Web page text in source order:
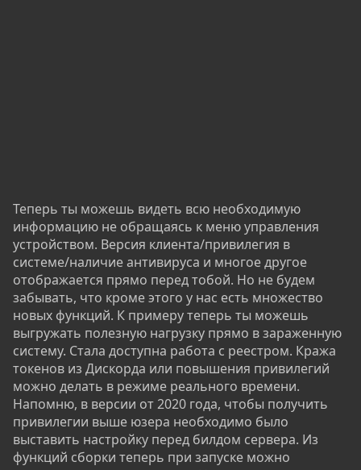
Теперь ты можешь видеть всю необходимую
информацию не обращаясь к меню управления
устройством. Версия клиента/привилегия в
системе/наличие антивируса и многое другое
отображается прямо перед тобой. Но не будем
забывать, что кроме этого у нас есть множество
новых функций. К примеру теперь ты можешь
выгружать полезную нагрузку прямо в зараженную
систему. Стала доступна работа с реестром. Кража
токенов из Дискорда или повышения привилегий
можно делать в режиме реального времени.
Напомню, в версии от 2020 года, чтобы получить
привилегии выше юзера необходимо было
выставить настройку перед билдом сервера. Из
функций сборки теперь при запуске можно